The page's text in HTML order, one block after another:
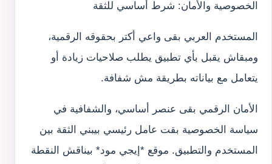
الخصوصية والأمان: شرط أساسي للثقة
المستخدم العربي بقى واعي أكتر بحقوقه الرقمية،
ومبقاش يقبل بأي تطبيق يطلب صلاحيات زيادة أو
يتعامل مع بياناته بطريقة مش شفافة.
الأمان الرقمي بقى عنصر أساسي، والشفافية في
سياسة الخصوصية بقت عامل رئيسي بيبني الثقة بين
المستخدم والتطبيق. موقع *إيجي مود* بيناقش النقطة